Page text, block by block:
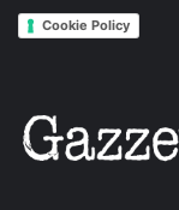
Cookie Policy